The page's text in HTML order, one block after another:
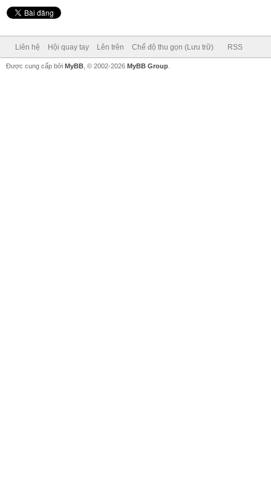
Liên hệ Hội quay tay Lên trên Chế độ thu gọn (Lưu trữ) RSS
Được cung cấp bởi MyBB , © 2002-2026 MyBB Group